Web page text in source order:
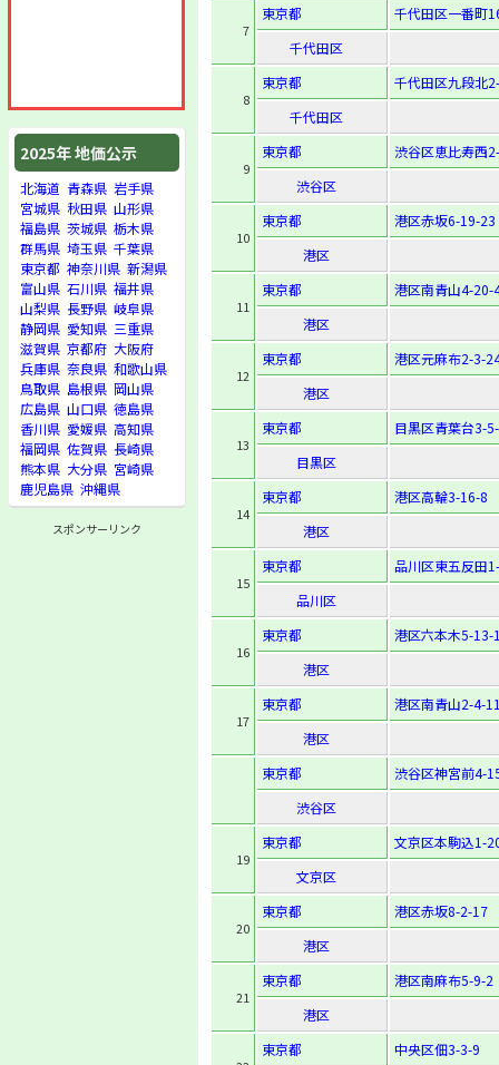
2025年 地価公示
北海道 青森県 岩手県
宮城県 秋田県 山形県
福島県 茨城県 栃木県
群馬県 埼玉県 千葉県
東京都 神奈川県 新潟県
富山県 石川県 福井県
山梨県 長野県 岐阜県
静岡県 愛知県 三重県
滋賀県 京都府 大阪府
兵庫県 奈良県 和歌山県
鳥取県 島根県 岡山県
広島県 山口県 徳島県
香川県 愛媛県 高知県
福岡県 佐賀県 長崎県
熊本県 大分県 宮崎県
鹿児島県 沖縄県
スポンサーリンク
7
東京都
千代田区一番町
千代田区
8
東京都
千代田区九段北
千代田区
9
東京都
渋谷区恵比寿西
渋谷区
10
東京都
港区赤坂6-19-23
港区
11
東京都
港区南青山4-20-
港区
12
東京都
港区元麻布2-3-
港区
13
東京都
目黒区青葉台3-
目黒区
14
東京都
港区高輪3-16-8
港区
15
東京都
品川区東五反田
品川区
16
東京都
港区六本木5-13-
港区
17
東京都
港区南青山2-4-
港区
東京都
渋谷区神宮前4-
渋谷区
19
東京都
文京区本駒込1-
文京区
20
東京都
港区赤坂8-2-17
港区
21
東京都
港区南麻布5-9-2
港区
東京都
中央区佃3-3-9